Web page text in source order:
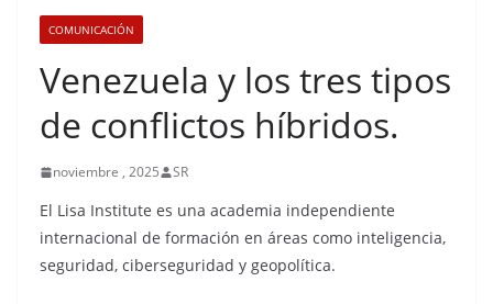
COMUNICACIÓN
Venezuela y los tres tipos
de conflictos híbridos.
noviembre , 2025 SR
El Lisa Institute es una academia independiente
internacional de formación en áreas como inteligencia,
seguridad, ciberseguridad y geopolítica.